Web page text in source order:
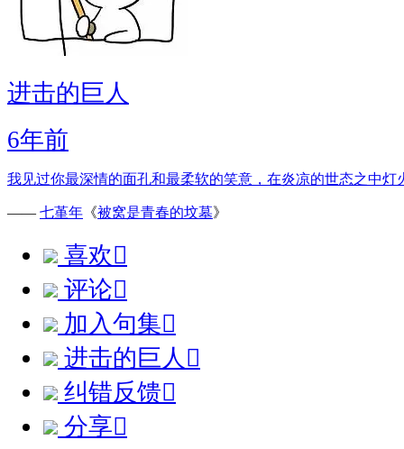
进击的巨人
6年前
我见过你最深情的面孔和最柔软的笑意，在炎凉的世态之中
—— 七堇年 《被窝是青春的坟墓》
喜欢
评论
加入句集
进击的巨人 
纠错反馈
分享